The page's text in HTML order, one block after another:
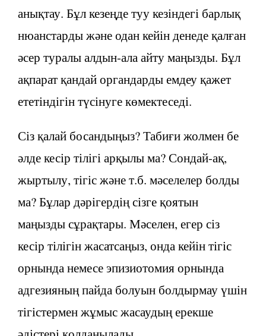
анықтау. Бұл кезеңде туу кезіндегі барлық
нюанстарды және одан кейін денеде қалған
әсер туралы алдын-ала айту маңызды. Бұл
ақпарат қандай органдарды емдеу қажет
ететіндігін түсінуге көмектеседі.
Сіз қалай босандыңыз? Табиғи жолмен бе
әлде кесір тілігі арқылы ма? Сондай-ақ,
жыртылу, тігіс және т.б. мәселелер болды
ма? Бұлар дәрігердің сізге қоятын
маңызды сұрақтары. Мәселен, егер сіз
кесір тілігін жасатсаңыз, онда кейін тігіс
орнында немесе эпизиотомия орнында
адгезияның пайда болуын болдырмау үшін
тігістермен жұмыс жасаудың ерекше